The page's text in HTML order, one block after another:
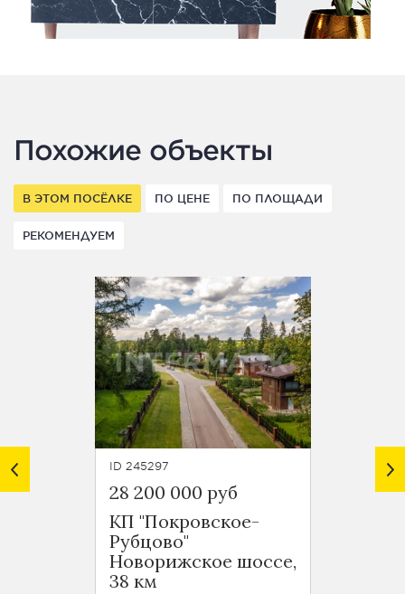
Похожие объекты
В ЭТОМ ПОСЁЛКЕ ПО ЦЕНЕ ПО ПЛОЩАДИ
РЕКОМЕНДУЕМ
ID 245297
28 200 000 руб
КП "Покровское-
Рубцово"
Новорижское шоссе,
38 км
ID
33